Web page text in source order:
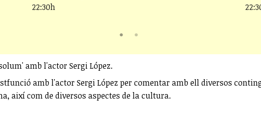
22:30h
amb l'actor Sergi López.
amb l'actor Sergi López per comentar amb ell diversos
així com de diversos aspectes de la cultura.